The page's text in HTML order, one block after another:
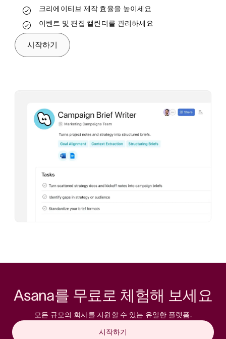
크리에이티브 제작 효율을 높이세요
이벤트 및 편집 캘린더를 관리하세요
시작하기
하세요
프로세스를 표준화하고 자동화하세요
팀의 장애 요인을 해소해 수익 목표를 달성하세
요
리소스를 더 효과적으로 할당하세요
워크플로를 자동화하고 확장하세요
직원 온보딩과 퇴사 프로세스를 간소화하세요
Asana를 무료로 체험해 보세요
모든 규모의 회사를 지원할 수 있는 유일한 플랫폼.
시작하기